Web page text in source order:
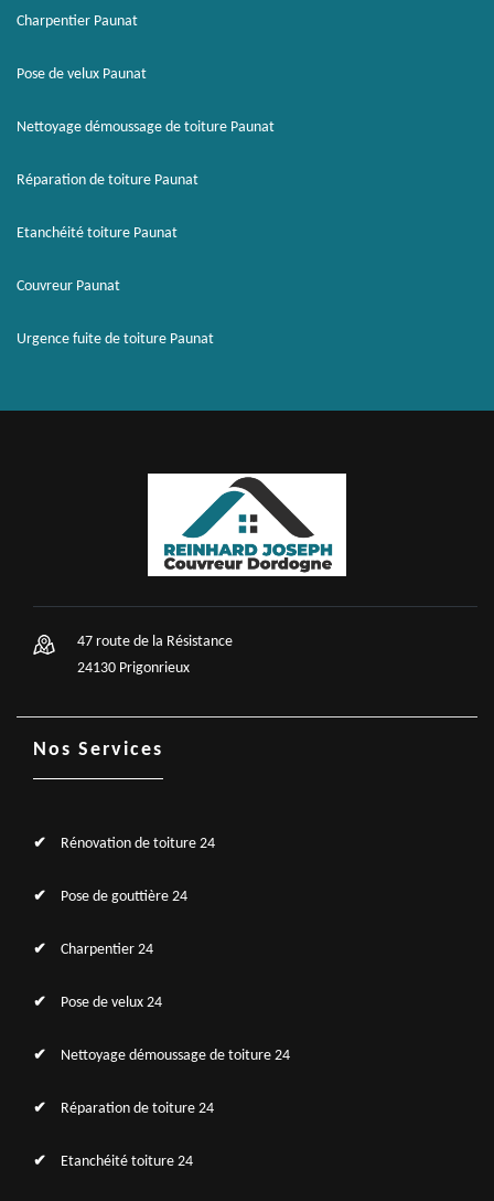
Charpentier Paunat
Pose de velux Paunat
Nettoyage démoussage de toiture Paunat
Réparation de toiture Paunat
Etanchéité toiture Paunat
Couvreur Paunat
Urgence fuite de toiture Paunat
47 route de la Résistance
24130 Prigonrieux
Nos Services
Rénovation de toiture 24
Pose de gouttière 24
Charpentier 24
Pose de velux 24
Nettoyage démoussage de toiture 24
Réparation de toiture 24
Etanchéité toiture 24